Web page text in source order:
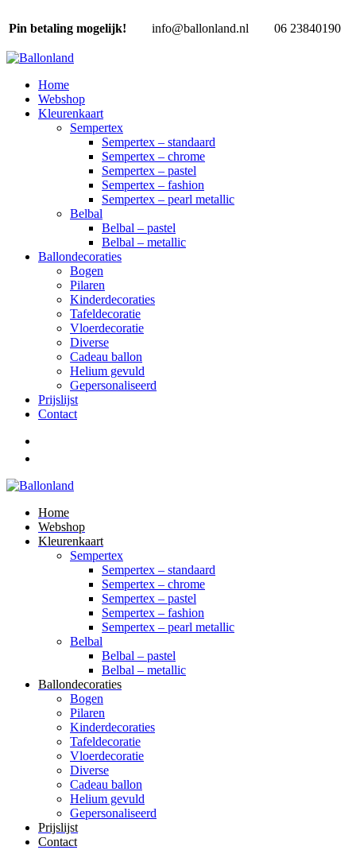
Pin betaling mogelijk! info@ballonland.nl 06 23840190
Home
Webshop
Kleurenkaart
Sempertex
Sempertex – standaard
Sempertex – chrome
Sempertex – pastel
Sempertex – fashion
Sempertex – pearl metallic
Belbal
Belbal – pastel
Belbal – metallic
Ballondecoraties
Bogen
Pilaren
Kinderdecoraties
Tafeldecoratie
Vloerdecoratie
Diverse
Cadeau ballon
Helium gevuld
Gepersonaliseerd
Prijslijst
Contact
Home
Webshop
Kleurenkaart
Sempertex
Sempertex – standaard
Sempertex – chrome
Sempertex – pastel
Sempertex – fashion
Sempertex – pearl metallic
Belbal
Belbal – pastel
Belbal – metallic
Ballondecoraties
Bogen
Pilaren
Kinderdecoraties
Tafeldecoratie
Vloerdecoratie
Diverse
Cadeau ballon
Helium gevuld
Gepersonaliseerd
Prijslijst
Contact